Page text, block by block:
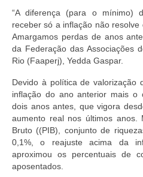
“A diferença (para o mínimo)
receber só a inflação não resolve
Amargamos perdas de anos
da Federação das Associações
Rio (Faaperj), Yedda Gaspar.
Devido à política de valorização
inflação do ano anterior mais o
dois anos antes, que vigora
aumento real nos últimos anos.
Bruto ((PIB), conjunto de
0,1%, o reajuste acima da
aproximou os percentuais de
aposentados.